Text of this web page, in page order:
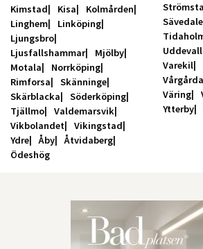
Kimstad Kisa
Kolmården
Linghem
Linköping
Ljungsbro
Ljusfallshammar
Mjölby
Motala
Norrköping
Rimforsa
Skänninge
Skärblacka
Söderköping
Tjällmo
Valdemarsvik
Vikbolandet
Vikingstad
Ydre
Åby
Åtvidaberg
Ödeshög
Varekil
Vårgårda
Väring
Ytterby